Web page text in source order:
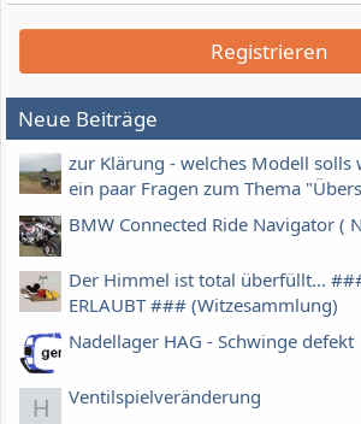
Registrieren
Neue Beiträge
zur Klärung - welches Modell solls
ein paar Fragen zum Thema
BMW Connected Ride Navigator (
Der Himmel ist total überfüllt...
ERLAUBT ### (Witzesammlung)
Nadellager HAG - Schwinge defekt
H Ventilspielveränderung